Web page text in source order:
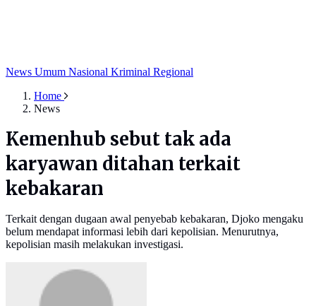
News Umum Nasional Kriminal Regional
Home
News
Kemenhub sebut tak ada
karyawan ditahan terkait
kebakaran
Terkait dengan dugaan awal penyebab kebakaran, Djoko mengaku
belum mendapat informasi lebih dari kepolisian. Menurutnya,
kepolisian masih melakukan investigasi.